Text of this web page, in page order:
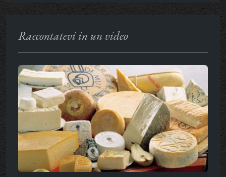
Raccontatevi in un video